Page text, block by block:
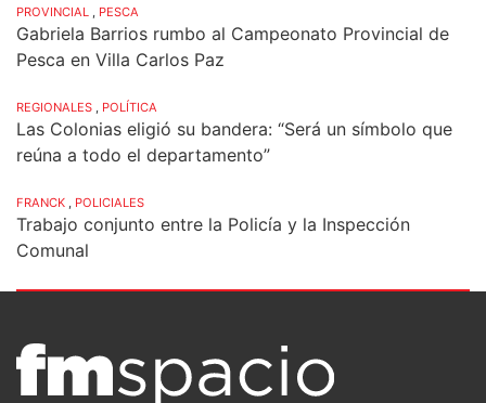
PROVINCIAL , PESCA
Gabriela Barrios rumbo al Campeonato Provincial de
Pesca en Villa Carlos Paz
REGIONALES , POLÍTICA
Las Colonias eligió su bandera: “Será un símbolo que
reúna a todo el departamento”
FRANCK , POLICIALES
Trabajo conjunto entre la Policía y la Inspección
Comunal